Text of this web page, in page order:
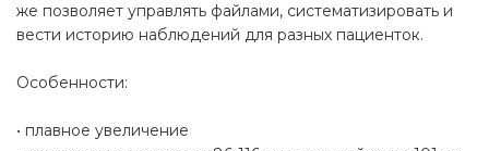
же позволяет управлять файлами, систематизировать и
вести историю наблюдений для разных пациенток.
Особенности:
• плавное увеличение